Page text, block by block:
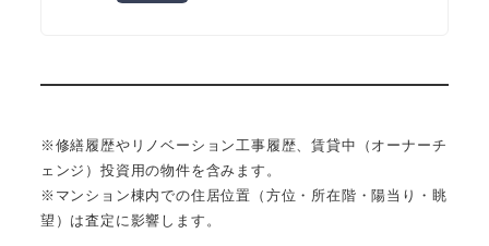
※修繕履歴やリノベーション工事履歴、賃貸中（オーナーチ
ェンジ）投資用の物件を含みます。
※マンション棟内での住居位置（方位・所在階・陽当り・眺
望）は査定に影響します。